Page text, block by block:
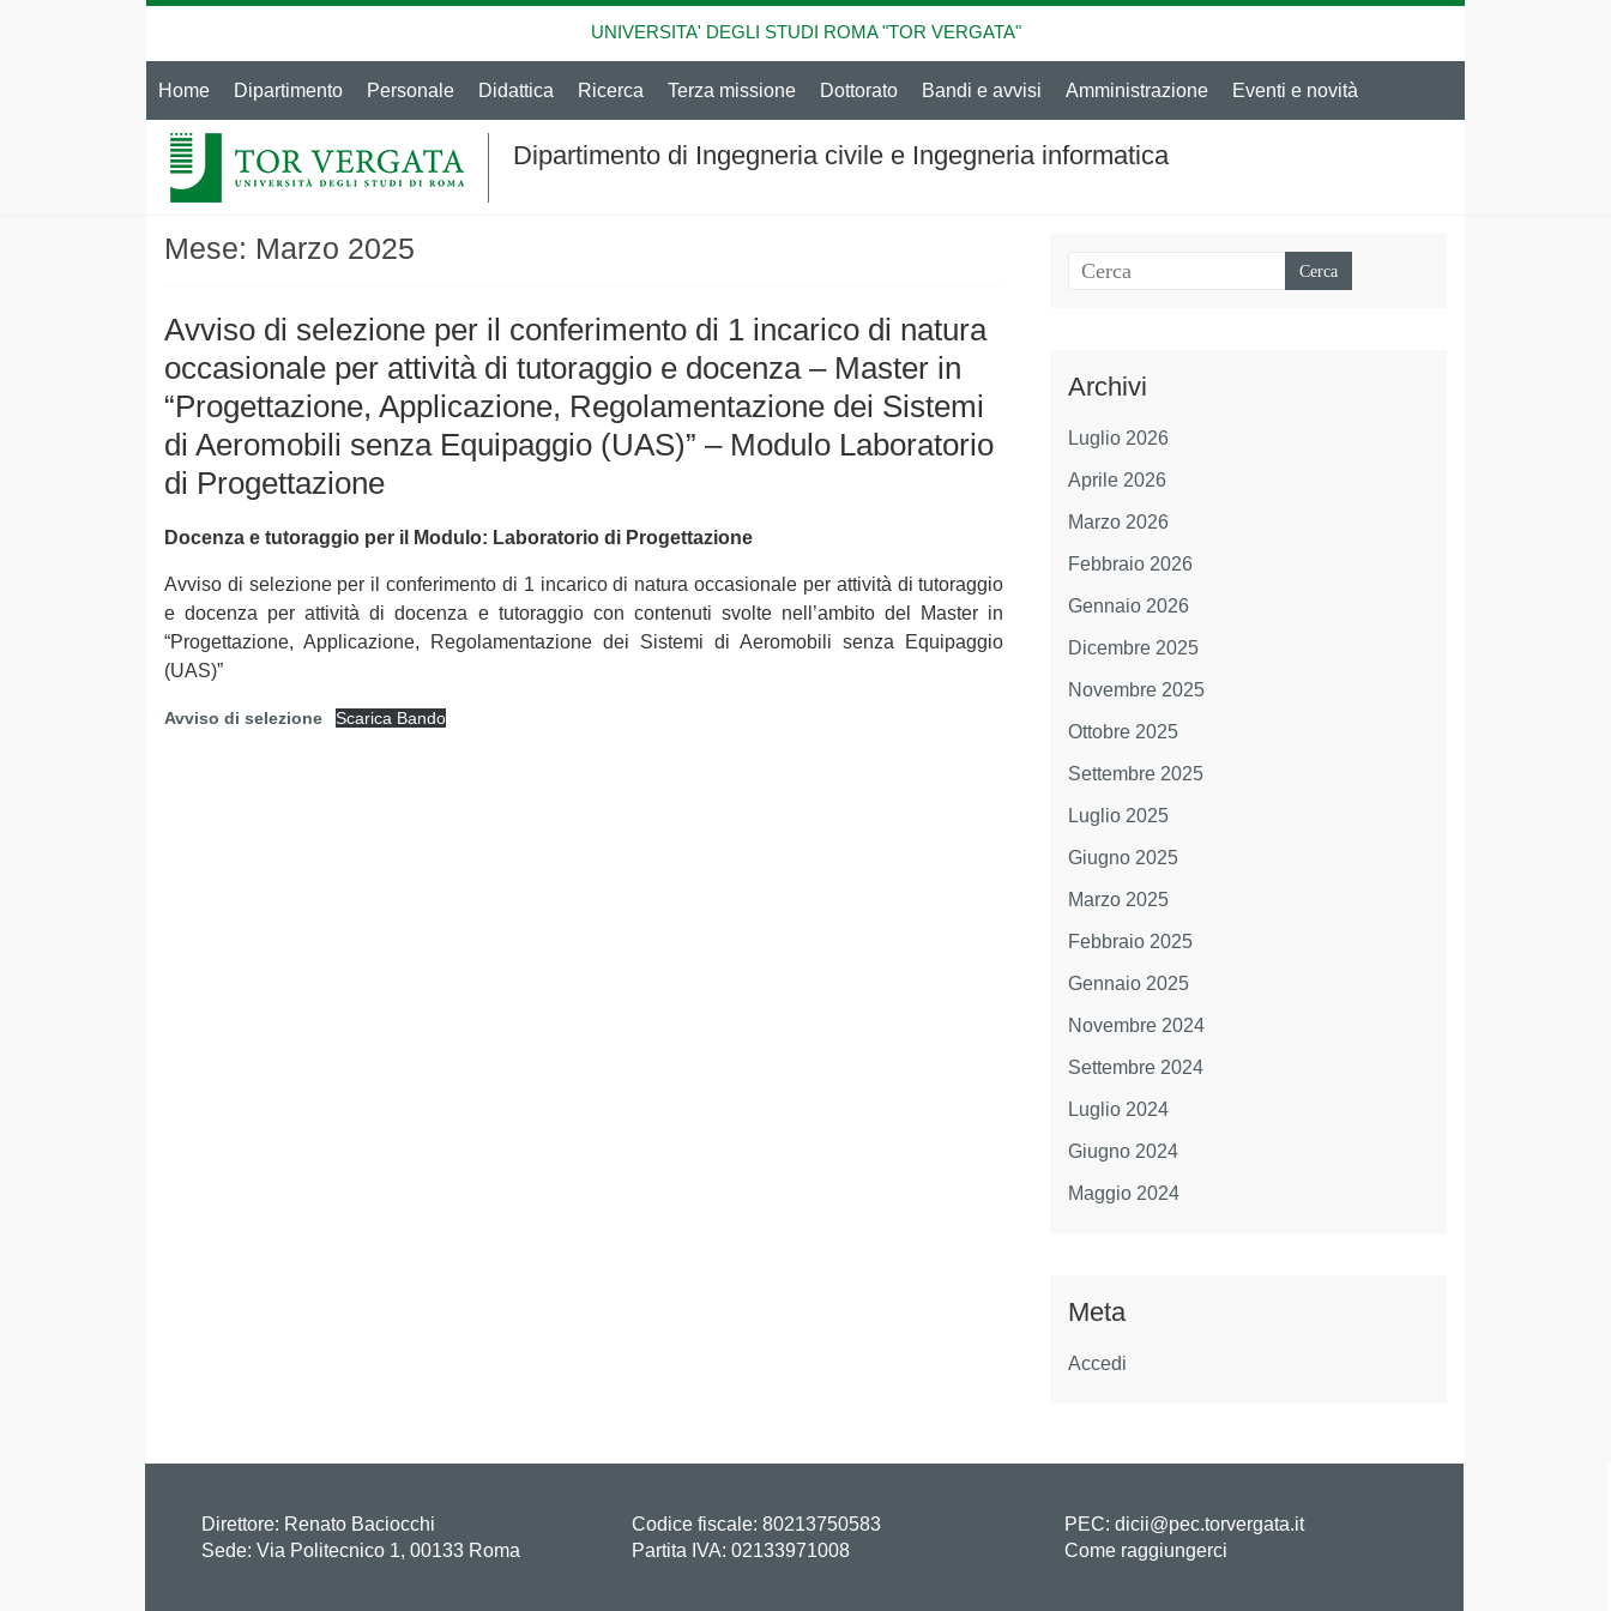
UNIVERSITA' DEGLI STUDI ROMA "TOR VERGATA"
Home Dipartimento Personale Didattica Ricerca Terza missione Dottorato Bandi e avvisi Amministrazione Eventi e novità
Dipartimento di Ingegneria civile e Ingegneria informatica
Mese: Marzo 2025
Avviso di selezione per il conferimento di 1 incarico di natura
occasionale per attività di tutoraggio e docenza – Master in
“Progettazione, Applicazione, Regolamentazione dei Sistemi
di Aeromobili senza Equipaggio (UAS)” – Modulo Laboratorio
di Progettazione
Docenza e tutoraggio per il Modulo: Laboratorio di Progettazione
Avviso di selezione per il conferimento di 1 incarico di natura occasionale per attività di tutoraggio
e docenza per attività di docenza e tutoraggio con contenuti svolte nell’ambito del Master in
“Progettazione, Applicazione, Regolamentazione dei Sistemi di Aeromobili senza Equipaggio
(UAS)”
Avviso di selezione Scarica Bando
Archivi
Luglio 2026
Aprile 2026
Marzo 2026
Febbraio 2026
Gennaio 2026
Dicembre 2025
Novembre 2025
Ottobre 2025
Settembre 2025
Luglio 2025
Giugno 2025
Marzo 2025
Febbraio 2025
Gennaio 2025
Novembre 2024
Settembre 2024
Luglio 2024
Giugno 2024
Maggio 2024
Meta
Accedi
Direttore: Renato Baciocchi
Sede: Via Politecnico 1, 00133 Roma
Codice fiscale: 80213750583
Partita IVA: 02133971008
PEC: dicii@pec.torvergata.it
Come raggiungerci